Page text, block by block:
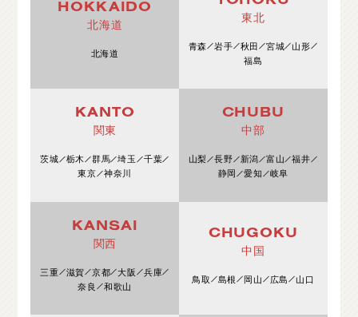
HOKKAIDO
北海道
北海道
東北
青森 岩手 秋田 宮城
山形
福島
KANTO
関東
茨城 栃木 群馬 埼玉
千葉
東京
神奈川
CHUBU
中部
山梨 長野 新潟 富山
福井
静岡
愛知 岐阜
KANSAI
関西
三重 滋賀 京都 大阪
兵庫
奈良
和歌山
CHUGOKU
中国
鳥取 島根 岡山 広島 山口